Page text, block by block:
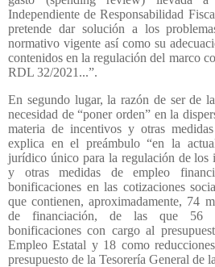
Independiente de Responsabilidad
pretende dar solución a los
normativo vigente así como su
contenidos en la regulación del marco
RDL 32/2021...”.
En segundo lugar, la razón de ser de
necesidad de “poner orden” en la
materia de incentivos y otras
explica en el preámbulo “en la
jurídico único para la regulación de los
y otras medidas de empleo
bonificaciones en las cotizaciones
que contienen, aproximadamente, 74
de financiación, de las que 56
bonificaciones con cargo al
Empleo Estatal y 18 como
presupuesto de la Tesorería General de